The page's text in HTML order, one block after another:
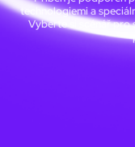
technologiemi a
Vyberte si scénář pro